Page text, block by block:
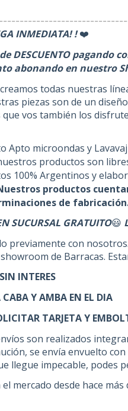
INMEDIATA! ! ❤️
de DESCUENTO pagando
abonando en nuestro
todas nuestras
piezas son de un
que vos también los
Apto microondas y
productos son
100% Argentinos y
productos
de
SUCURSAL GRATUITO😃
previamente con
de Barracas.
INTERES
CABA Y AMBA EN EL DIA
TARJETA Y
son realizados
se envía envuelto
llegue impecable, podes
el mercado desde hace